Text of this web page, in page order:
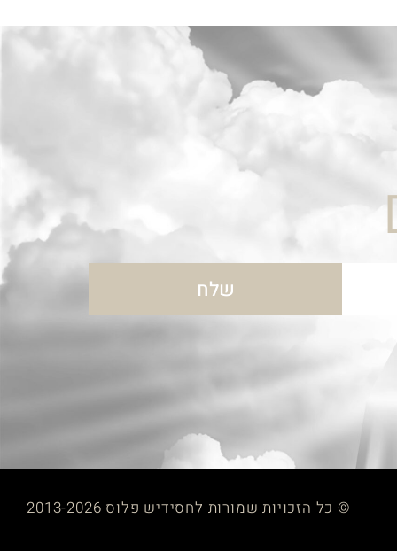
שלח
© כל הזכויות שמורות לחסידיש פלוס 2013-2026